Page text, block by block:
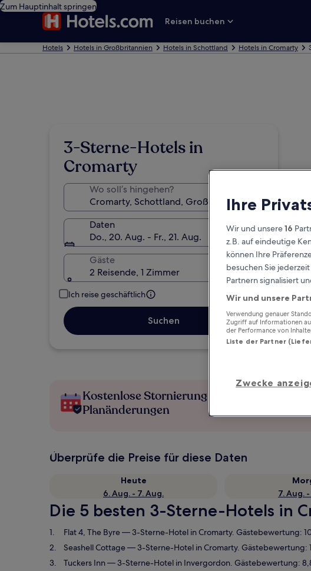
Zum Hauptinhalt springen
Reisen buchen
Hotels Hotels in Großbritannien Hotels in Schottland Hotels in Cromarty
3-Sterne-Hotels in
Cromarty
Wo soll’s hingehen?
Daten
Do., 20. Aug. - Fr., 21. Aug.
Gäste
2 Reisende, 1 Zimmer
Ich reise geschäftlich
Suchen
Kostenlose Stornierung bei
Planänderungen
Überprüfe die Preise für diese Daten
Heute
6. Aug. - 7. Aug.
7. Aug.
Die 5 besten 3-Sterne-Hotels in
Flat 4, The Byre— 3-Sterne-Hotel in Cromarty. Gästebewertung:
Seashell Cottage— 3-Sterne-Hotel in Cromarty. Gästebewertung:
Tuckers Inn— 3-Sterne-Hotel in Invergordon. Gästebewertung:
Ihre
Wir und unsere16
z.B. auf eindeutige
können Ihre
besuchen Sie
Partnern signalisiert
Wir und unsere
Verwendung genauer
Zugriff auf Informationen
der Performance von
Liste der Partner
Zwecke